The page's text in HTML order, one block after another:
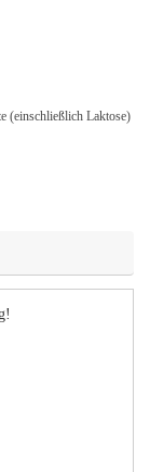
(einschließlich Laktose)